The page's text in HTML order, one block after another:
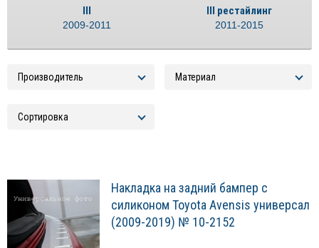
III
2009-2011
III рестайлинг
2011-2015
Накладка на задний бампер с
силиконом Toyota Avensis универсал
(2009-2019) № 10-2152